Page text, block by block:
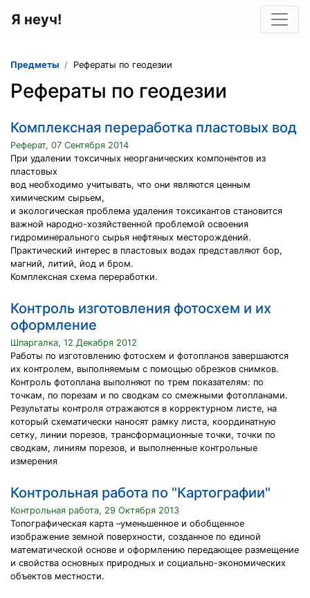
Я неуч!
Предметы Рефераты по геодезии
Рефераты по геодезии
Комплексная переработка пластовых вод
Реферат, 07 Сентября 2014
При удалении токсичных неорганических компонентов из
пластовых
вод необходимо учитывать, что они являются ценным
химическим сырьем,
и экологическая проблема удаления токсикантов становится
важной народно-хозяйственной проблемой освоения
гидроминерального сырья нефтяных месторождений.
Практический интерес в пластовых водах представляют бор,
магний, литий, йод и бром.
Комплексная схема переработки.
Контроль изготовления фотосхем и их
оформление
Шпаргалка, 12 Декабря 2012
Работы по изготовлению фотосхем и фотопланов завершаются
их контролем, выполняемым с помощью обрезков снимков.
Контроль фотоплана выполняют по трем показателям: по
точкам, по порезам и по сводкам со смежными фотопланами.
Результаты контроля отражаются в корректурном листе, на
который схематически наносят рамку листа, координатную
сетку, линии порезов, трансформационные точки, точки по
сводкам, линиям порезов, и выполненные контрольные
измерения
Контрольная работа по "Картографии"
Контрольная работа, 29 Октября 2013
Топографическая карта –уменьшенное и обобщенное
изображение земной поверхности, созданное по единой
математической основе и оформлению передающее размещение
и свойства основных природных и социально-экономических
объектов местности.